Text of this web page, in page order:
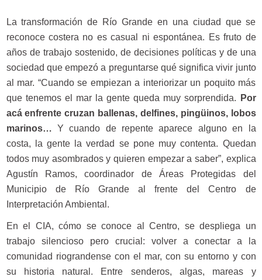
La transformación de Río Grande en una ciudad que se
reconoce costera no es casual ni espontánea. Es fruto de
años de trabajo sostenido, de decisiones políticas y de una
sociedad que empezó a preguntarse qué significa vivir junto
al mar. “Cuando se empiezan a interiorizar un poquito más
que tenemos el mar la gente queda muy sorprendida.
Por
acá enfrente cruzan ballenas, delfines, pingüinos, lobos
marinos… Y cuando de repente aparece alguno en la
costa, la gente la verdad se pone muy contenta. Quedan
todos muy asombrados y quieren empezar a saber”, explica
Agustín Ramos, coordinador de Áreas Protegidas del
Municipio de Río Grande al frente del Centro de
Interpretación Ambiental.
En el CIA, cómo se conoce al Centro, se despliega un
trabajo silencioso pero crucial: volver a conectar a la
comunidad riograndense con el mar, con su entorno y con
su historia natural. Entre senderos, algas, mareas y